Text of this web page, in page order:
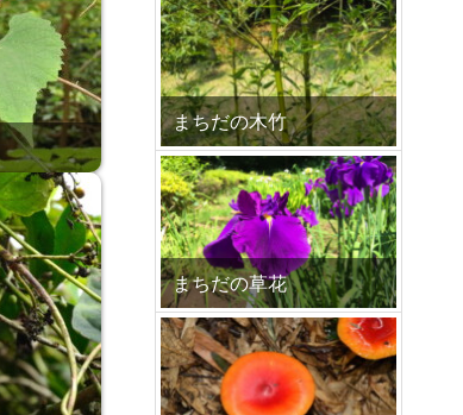
まちだの木竹
まちだの草花